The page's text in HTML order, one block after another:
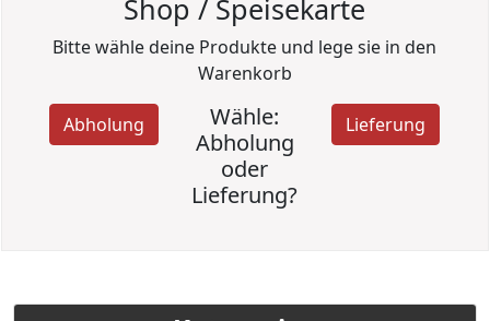
Shop / Speisekarte
Bitte wähle deine Produkte und lege sie in den
Warenkorb
Abholung
Wähle:
Abholung
oder
Lieferung?
Lieferung